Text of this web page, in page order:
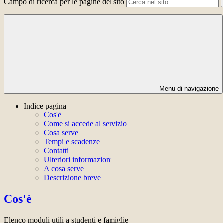
Campo di ricerca per le pagine del sito
Menu di navigazione
Indice pagina
Cos'è
Come si accede al servizio
Cosa serve
Tempi e scadenze
Contatti
Ulteriori informazioni
A cosa serve
Descrizione breve
Cos'è
Elenco moduli utili a studenti e famiglie